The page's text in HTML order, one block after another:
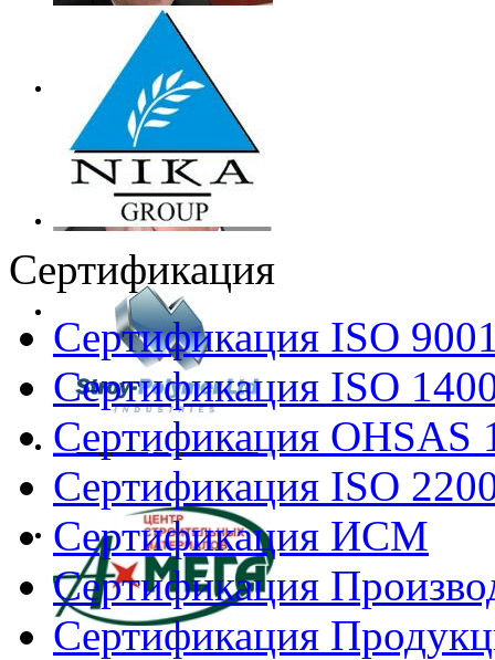
Сертификация
Сертификация ISO
Сертификация ISO
Сертификация OHSAS
Сертификация ISO
Сертификация ИСМ
Сертификация
Сертификация